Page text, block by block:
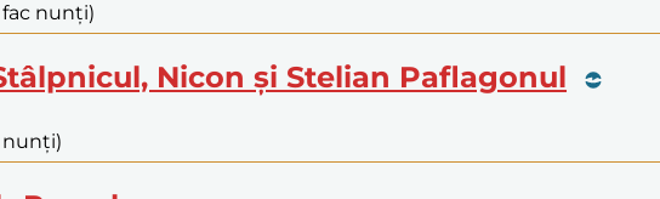
fac nunți)
Nicon și Stelian Paflagonul
nunți)